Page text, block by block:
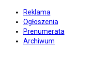
Reklama
Ogłoszenia
Prenumerata
Archiwum